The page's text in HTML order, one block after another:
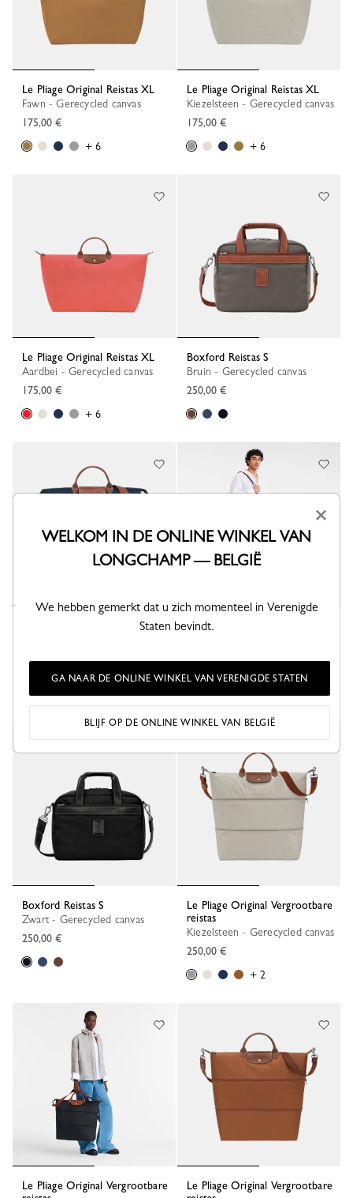
Le Pliage Original Reistas XL
Fawn - Gerecycled canvas
175,00 €
+ 6
Le Pliage Original Reistas XL
Kiezelsteen - Gerecycled canvas
175,00 €
+ 6
Le Pliage Original Reistas XL
Aardbei - Gerecycled canvas
175,00 €
+ 6
Boxford Reistas S
Bruin - Gerecycled canvas
250,00 €
+ 2
Boxford Reistas S
Boxford Reistas S
Zwart - Gerecycled canvas
250,00 €
Le Pliage Original Vergrootbare
reistas
Kiezelsteen - Gerecycled canvas
250,00 €
+ 2
Le Pliage Original Vergrootbare
Le Pliage Original Vergrootbare
×
WELKOM IN DE ONLINE WINKEL VAN
LONGCHAMP — BELGIË
We hebben gemerkt dat u zich momenteel in Verenigde
Staten bevindt.
GA NAAR DE ONLINE WINKEL VAN VERENIGDE STATEN
BLIJF OP DE ONLINE WINKEL VAN BELGIË